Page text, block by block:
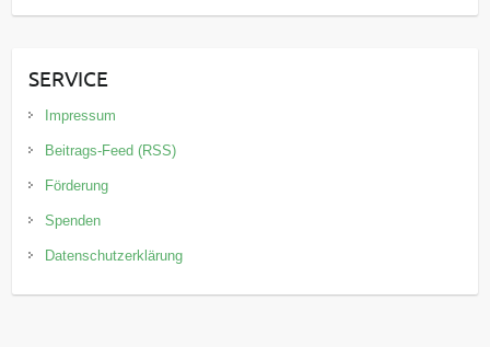
SERVICE
Impressum
Beitrags-Feed (RSS)
Förderung
Spenden
Datenschutzerklärung